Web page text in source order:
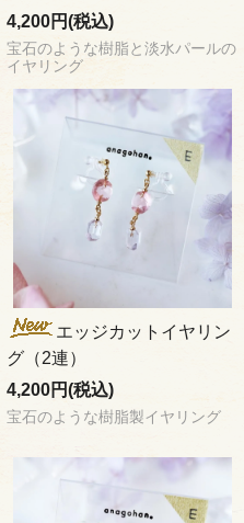
4,200円(税込)
宝石のような樹脂と淡水パールの
イヤリング
エッジカットイヤリン
グ（2連）
4,200円(税込)
宝石のような樹脂製イヤリング